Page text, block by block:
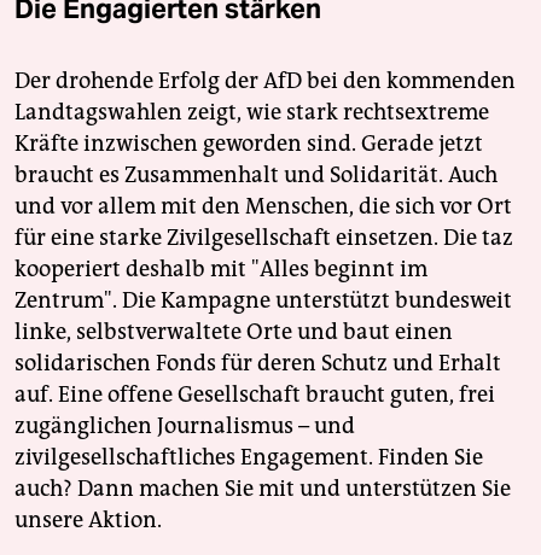
Die Engagierten stärken
Der drohende Erfolg der AfD bei den kommenden
Landtagswahlen zeigt, wie stark rechtsextreme
Kräfte inzwischen geworden sind. Gerade jetzt
braucht es Zusammenhalt und Solidarität. Auch
und vor allem mit den Menschen, die sich vor Ort
für eine starke Zivilgesellschaft einsetzen. Die taz
kooperiert deshalb mit "Alles beginnt im
Zentrum". Die Kampagne unterstützt bundesweit
linke, selbstverwaltete Orte und baut einen
solidarischen Fonds für deren Schutz und Erhalt
auf. Eine offene Gesellschaft braucht guten, frei
zugänglichen Journalismus – und
zivilgesellschaftliches Engagement. Finden Sie
auch? Dann machen Sie mit und unterstützen Sie
unsere Aktion.